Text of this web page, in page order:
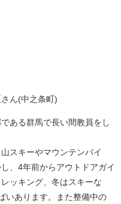
ん(中之条町)
ある群馬で長い間教員をし
スキーやマウンテンバイ
、4年前からアウトドアガイ
ッキング、冬はスキーな
いあります。また整備中の